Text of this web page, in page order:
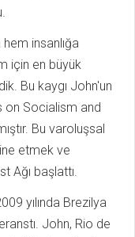
insanlığa
için en büyük
Bu kaygı John'un
on Socialism and
Bu varoluşsal
etmek ve
Ağı başlattı.
yılında Brezilya
John, Rio de